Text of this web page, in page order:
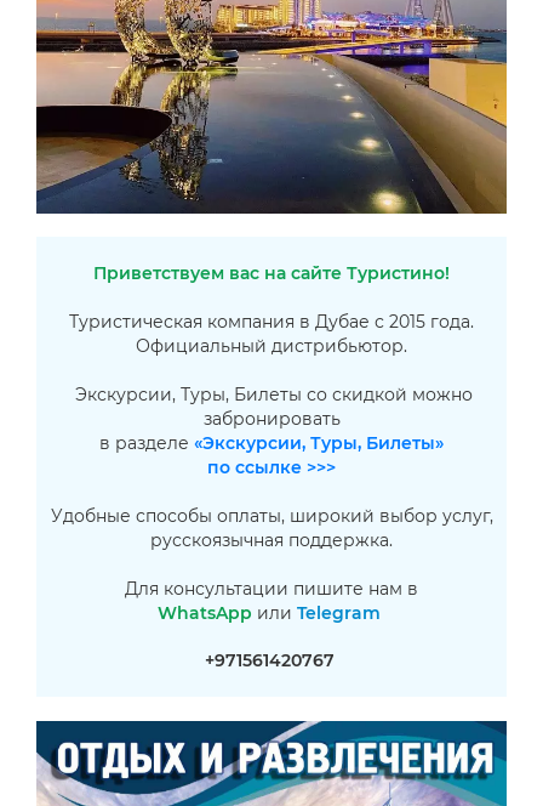
Приветствуем вас на сайте Туристино!
Туристическая компания в Дубае с 2015 года.
Официальный дистрибьютор.
Экскурсии, Туры, Билеты со скидкой можно
забронировать
в разделе «Экскурсии, Туры, Билеты»
по ссылке >>>
Удобные способы оплаты, широкий выбор услуг,
русскоязычная поддержка.
Для консультации пишите нам в
WhatsApp или Telegram
+971561420767